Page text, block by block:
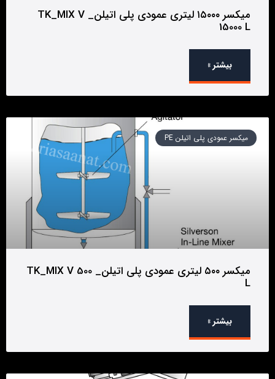
میکسر ۱۵۰۰۰ لیتری عمودی پلی اتیلن_ TK_MIX V
15000 L
بیشتر »
میکسر عمودی پلی اتیلن PE
میکسر ۵۰۰ لیتری عمودی پلی اتیلن_ TK_MIX V 500
L
بیشتر »